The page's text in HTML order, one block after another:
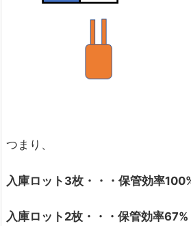
つまり、
入庫ロット3枚・・・保管効率
入庫ロット2枚・・・保管効率67%